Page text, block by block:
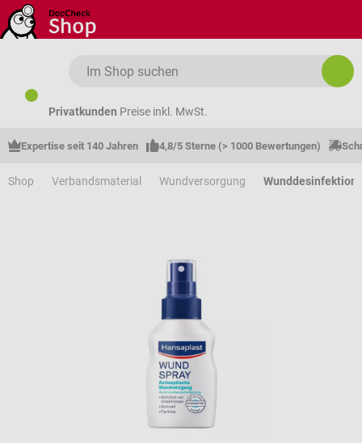
Zum Hauptinhalt springen
Privatkunden Preise inkl. MwSt.
Expertise seit 140 Jahren 4,8/5 Sterne (> 1000 Bewertungen)
Shop Verbandsmaterial Wundversorgung